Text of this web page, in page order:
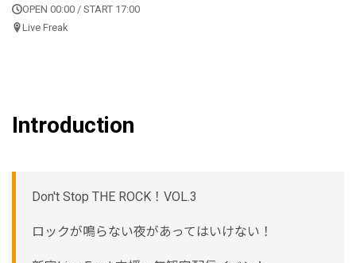
OPEN 00:00 / START 17:00
Live Freak
Introduction
Don't Stop THE ROCK！VOL.3
ロックが鳴らない夜があってはいけない！